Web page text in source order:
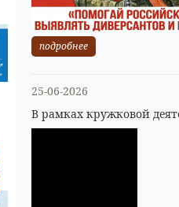
подробнее
25-06-2026
В рамках кружковой